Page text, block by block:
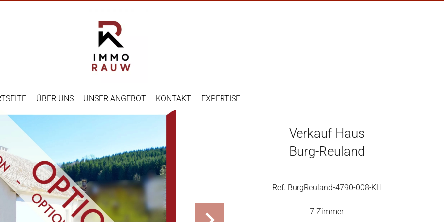
ÜBER UNS UNSER ANGEBOT KONTAKT EXPERTISE
Verkauf Haus
Burg-Reuland
Ref. BurgReuland-4790-008-KH
7 Zimmer